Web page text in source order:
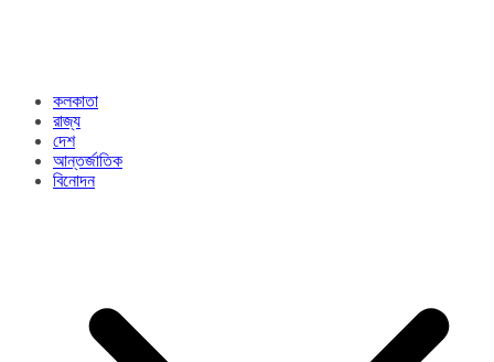
কলকাতা
রাজ্য​
দেশ
আন্তর্জাতিক
বিনোদন